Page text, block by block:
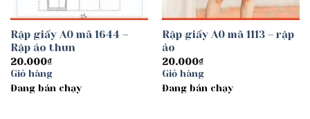
Rập giấy A0 mã 1644 –
Rập áo thun
20.000₫
Giỏ hàng
Đang bán chạy
Rập giấy A0 mã 1113 – rập
áo
20.000₫
Giỏ hàng
Đang bán chạy